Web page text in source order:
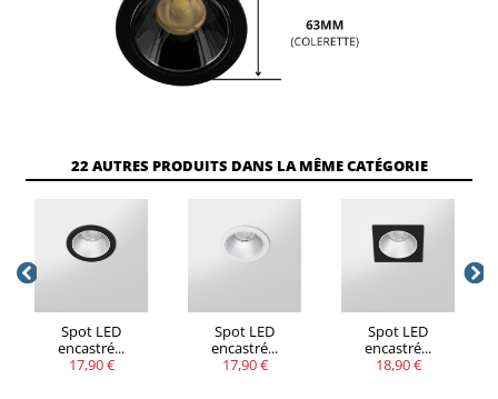
22 AUTRES PRODUITS DANS LA MÊME CATÉGORIE
Spot LED
encastré...
17,90 €
Spot LED
encastré...
17,90 €
Spot LED
encastré...
18,90 €